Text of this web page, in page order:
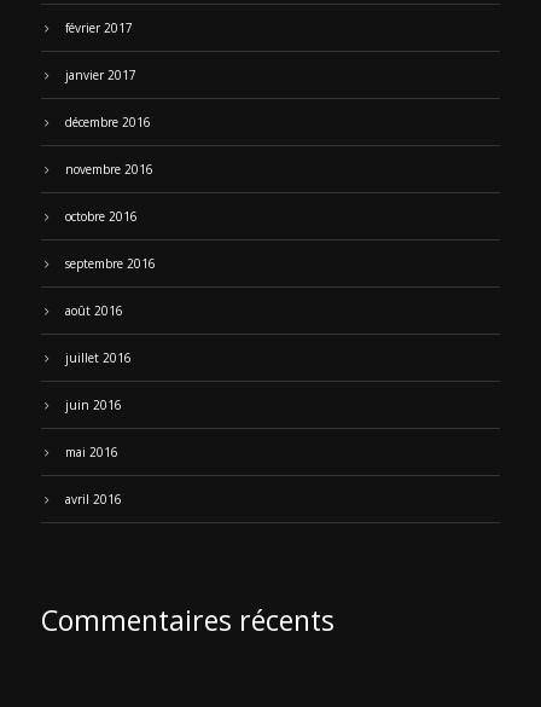
février 2017
janvier 2017
décembre 2016
novembre 2016
octobre 2016
septembre 2016
août 2016
juillet 2016
juin 2016
mai 2016
avril 2016
Commentaires récents